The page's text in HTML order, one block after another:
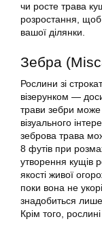
чи росте трава
розростання,
вашої ділянки.
Зебра
Рослини зі
візерунком —
трави зебри
візуального
зеброва трава
8 футів при
утворення кущів
якості живої
поки вона не
знадобиться
Крім того,